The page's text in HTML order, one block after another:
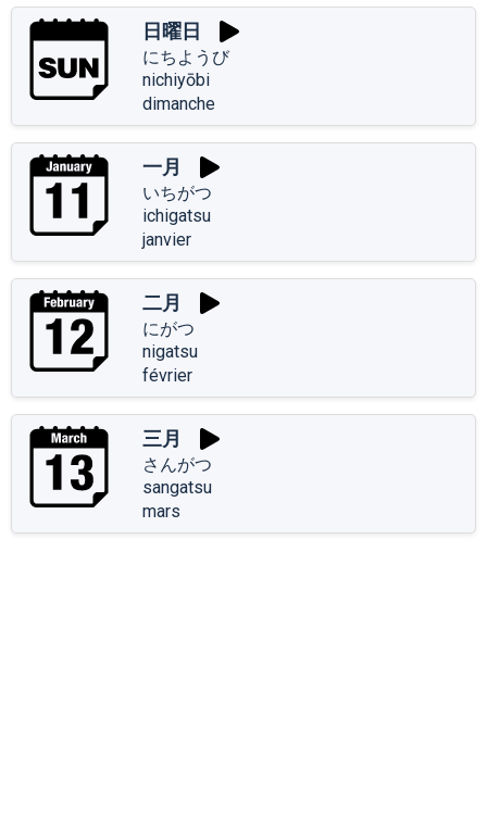
日曜日
にちようび
nichiyōbi
dimanche
一月
いちがつ
ichigatsu
janvier
二月
にがつ
nigatsu
février
三月
さんがつ
sangatsu
mars